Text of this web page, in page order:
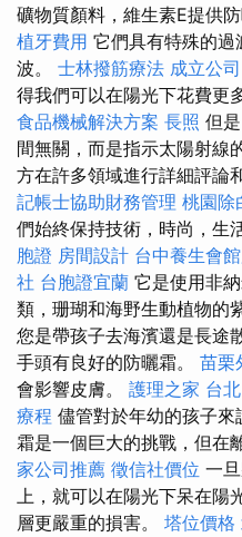
礦物質顏料，維生素E提供
植牙費用 它們具有特殊的
波。 士林撥筋療法 成立公司
得我們可以在陽光下花費更
食品機械解決方案 長照 但
間無關，而是指示太陽射
方在許多領域進行詳細評論
記帳士協助財務管理 桃園除
們始終保持技術，時尚，生
胞證 房間設計 台中養生會
社 台胞證宜蘭 它是使用非
類，珊瑚和海野生動植物的
您是帶孩子去海濱還是長途
手頭有良好的防曬霜。 苗栗
會影響皮膚。 護理之家 台北
療程 儘管對於年幼的孩子
霜是一個巨大的挑戰，但在
家公司推薦 徵信社價位 一
上，就可以在陽光下呆在陽
層更嚴重的損害。 塔位價格